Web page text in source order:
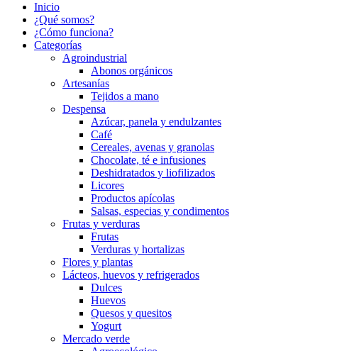
Inicio
¿Qué somos?
¿Cómo funciona?
Categorías
Agroindustrial
Abonos orgánicos
Artesanías
Tejidos a mano
Despensa
Azúcar, panela y endulzantes
Café
Cereales, avenas y granolas
Chocolate, té e infusiones
Deshidratados y liofilizados
Licores
Productos apícolas
Salsas, especias y condimentos
Frutas y verduras
Frutas
Verduras y hortalizas
Flores y plantas
Lácteos, huevos y refrigerados
Dulces
Huevos
Quesos y quesitos
Yogurt
Mercado verde